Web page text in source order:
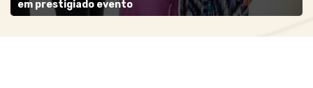
em prestigiado evento